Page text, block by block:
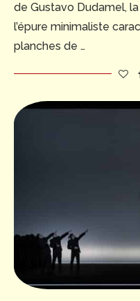
de Gustavo Dudamel,
l’épure minimaliste
planches de …